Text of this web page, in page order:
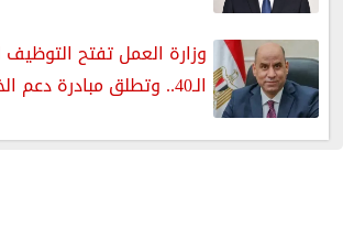
وزارة العمل تفتح
الـ40.. وتطلق مبادرة دعم الخبرات